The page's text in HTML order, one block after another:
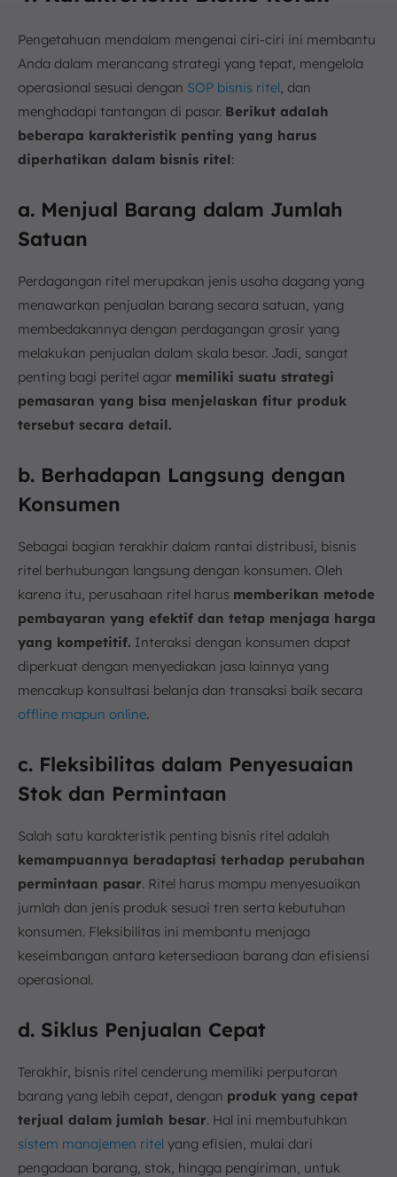
Pengetahuan mendalam mengenai ciri-ciri ini membantu
Anda dalam merancang strategi yang tepat, mengelola
operasional sesuai dengan SOP bisnis ritel, dan
menghadapi tantangan di pasar. Berikut adalah
beberapa karakteristik penting yang harus
diperhatikan dalam bisnis ritel:
a. Menjual Barang dalam Jumlah
Satuan
Perdagangan ritel merupakan jenis usaha dagang yang
menawarkan penjualan barang secara satuan, yang
membedakannya dengan perdagangan grosir yang
melakukan penjualan dalam skala besar. Jadi, sangat
penting bagi peritel agar memiliki suatu strategi
pemasaran yang bisa menjelaskan fitur produk
tersebut secara detail.
b. Berhadapan Langsung dengan
Konsumen
Sebagai bagian terakhir dalam rantai distribusi, bisnis
ritel berhubungan langsung dengan konsumen. Oleh
karena itu, perusahaan ritel harus memberikan metode
pembayaran yang efektif dan tetap menjaga harga
yang kompetitif. Interaksi dengan konsumen dapat
diperkuat dengan menyediakan jasa lainnya yang
mencakup konsultasi belanja dan transaksi baik secara
offline mapun online.
c. Fleksibilitas dalam Penyesuaian
Stok dan Permintaan
Salah satu karakteristik penting bisnis ritel adalah
kemampuannya beradaptasi terhadap perubahan
permintaan pasar. Ritel harus mampu menyesuaikan
jumlah dan jenis produk sesuai tren serta kebutuhan
konsumen. Fleksibilitas ini membantu menjaga
keseimbangan antara ketersediaan barang dan efisiensi
operasional.
d. Siklus Penjualan Cepat
Terakhir, bisnis ritel cenderung memiliki perputaran
barang yang lebih cepat, dengan produk yang cepat
terjual dalam jumlah besar. Hal ini membutuhkan
sistem manajemen ritel yang efisien, mulai dari
pengadaan barang, stok, hingga pengiriman, untuk